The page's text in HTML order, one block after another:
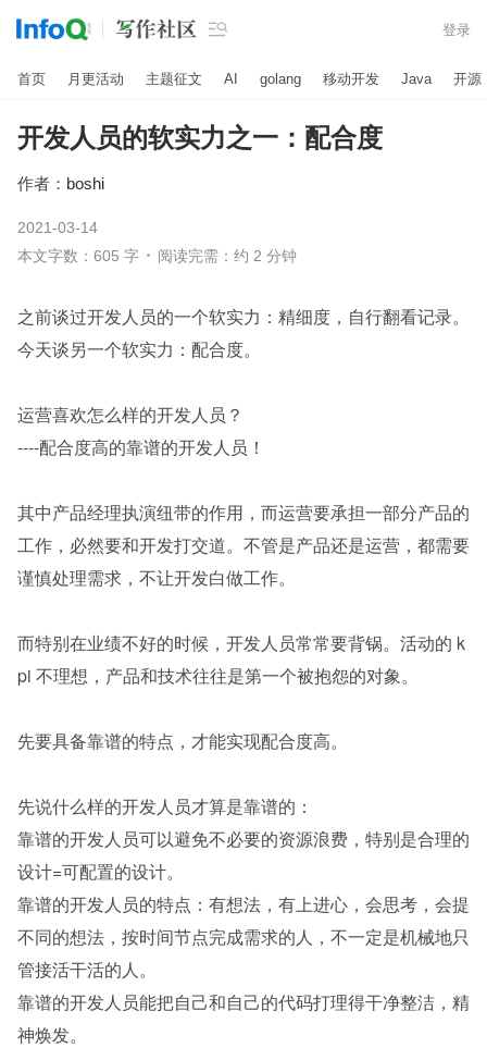
 登录
首页 月更活动 主题征文 AI golang 移动开发 Java 开源
开发人员的软实力之一：配合度
作者： boshi
2021-03-14
本文字数：605 字
阅读完需：约 2 分钟
之前谈过开发人员的一个软实力：精细度，自行翻看记录。
今天谈另一个软实力：配合度。
运营喜欢怎么样的开发人员？
----配合度高的靠谱的开发人员！
其中产品经理执演纽带的作用，而运营要承担一部分产品的
工作，必然要和开发打交道。不管是产品还是运营，都需要
谨慎处理需求，不让开发白做工作。
而特别在业绩不好的时候，开发人员常常要背锅。活动的 k
pi 不理想，产品和技术往往是第一个被抱怨的对象。
先要具备靠谱的特点，才能实现配合度高。
先说什么样的开发人员才算是靠谱的：
靠谱的开发人员可以避免不必要的资源浪费，特别是合理的
设计=可配置的设计。
靠谱的开发人员的特点：有想法，有上进心，会思考，会提
不同的想法，按时间节点完成需求的人，不一定是机械地只
管接活干活的人。
靠谱的开发人员能把自己和自己的代码打理得干净整洁，精
神焕发。